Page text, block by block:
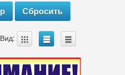
Вид: A B C